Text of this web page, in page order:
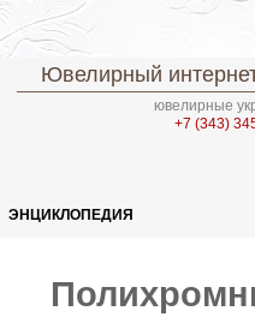
Ювелирный
ювелирные
+7 (343)
ЭНЦИКЛОПЕДИЯ